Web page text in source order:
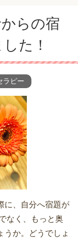
からの宿
た！
ラピー
に、自分へ宿題が
なく、もっと奥
うか。どうでしょ